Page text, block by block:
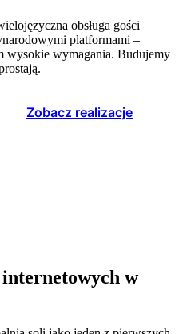
obsługa gości
platformami –
wysokie wymagania. Budujemy
Zobacz realizacje
w